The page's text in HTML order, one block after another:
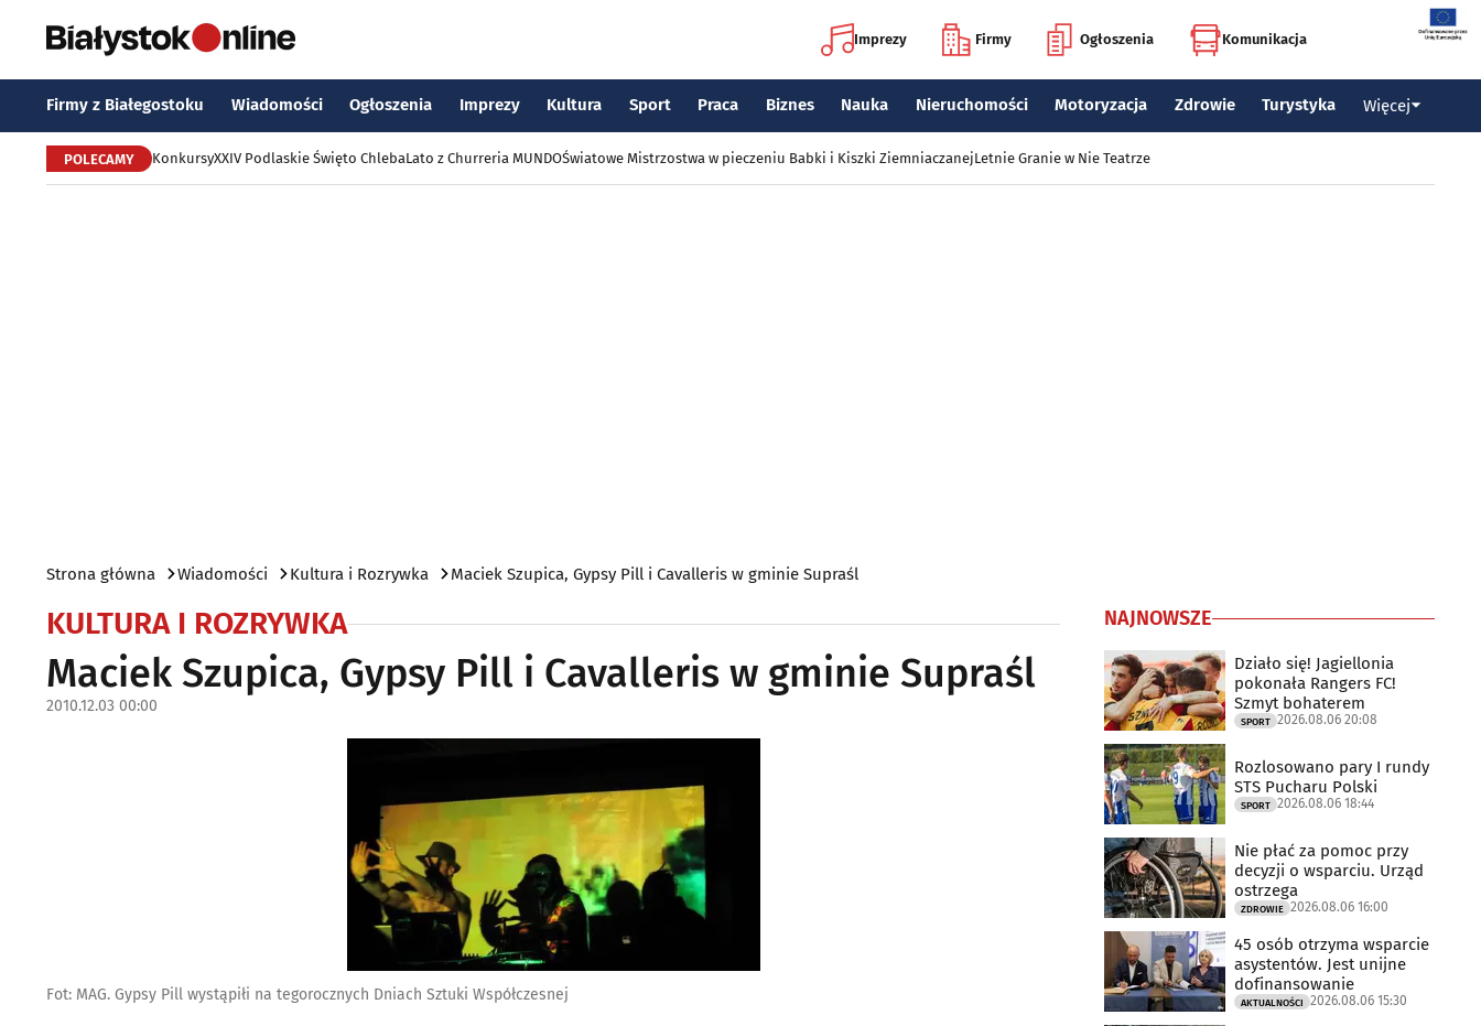
Imprezy Firmy Ogłoszenia Komunikacja
Firmy z Białegostoku Wiadomości Ogłoszenia Imprezy Kultura Sport Praca Biznes Nauka Nieruchomości Motoryzacja Zdrowie Turystyka Więcej
POLECAMY KonkursyXXIV Podlaskie Święto ChlebaLato z Churreria MUNDOŚwiatowe Mistrzostwa w pieczeniu Babki i Kiszki ZiemniaczanejLetnie Granie w Nie Teatrze
Strona główna Wiadomości Kultura i Rozrywka Maciek Szupica, Gypsy Pill i Cavalleris w gminie Supraśl
KULTURA I ROZRYWKA
Maciek Szupica, Gypsy Pill i Cavalleris w gminie Supraśl
2010.12.03 00:00
Fot: MAG. Gypsy Pill wystąpiłi na tegorocznych Dniach Sztuki Współczesnej
NAJNOWSZE
Działo się! Jagiellonia
pokonała Rangers FC!
Szmyt bohaterem
SPORT 2026.08.06 20:08
Rozlosowano pary I rundy
STS Pucharu Polski
SPORT 2026.08.06 18:44
Nie płać za pomoc przy
decyzji o wsparciu. Urząd
ostrzega
ZDROWIE 2026.08.06 16:00
45 osób otrzyma wsparcie
asystentów. Jest unijne
dofinansowanie
AKTUALNOŚCI 2026.08.06 15:30